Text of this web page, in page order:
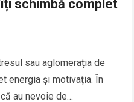
schimbă complet
sau aglomerația de
energia și motivația. În
au nevoie de…